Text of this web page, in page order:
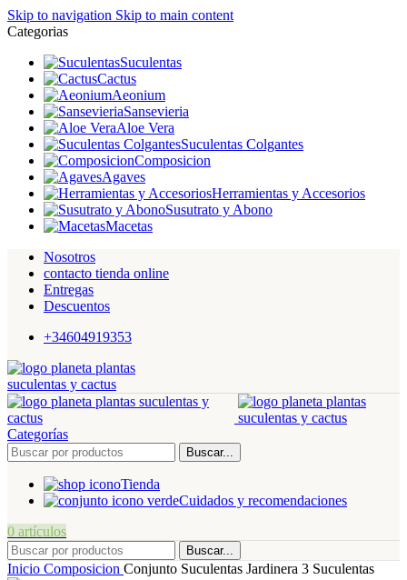
Skip to navigation Skip to main content
Categorias
Suculentas
Cactus
Aeonium
Sansevieria
Aloe Vera
Suculentas Colgantes
Composicion
Agaves
Herramientas y Accesorios
Susutrato y Abono
Macetas
Nosotros
contacto tienda online
Entregas
Descuentos
+34604919353
Categorías
Buscar...
Tienda
Cuidados y recomendaciones
0 artículos
Buscar...
Inicio Composicion Conjunto Suculentas Jardinera 3 Suculentas